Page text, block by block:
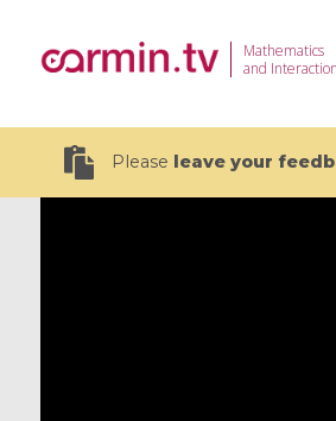
Mathematics
and
Please leave your